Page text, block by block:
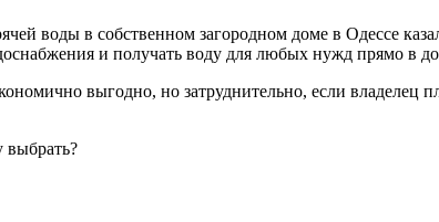
воды в собственном загородном доме в Одессе
и получать воду для любых нужд прямо в
выгодно, но затруднительно, если владелец